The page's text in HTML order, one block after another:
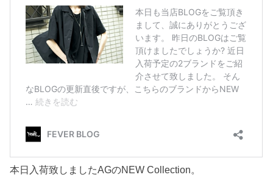
本日入荷致しましたAGのNEW Collection。